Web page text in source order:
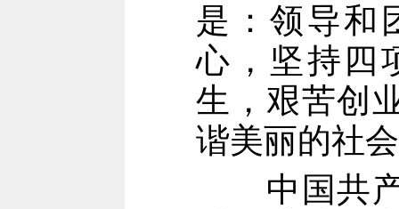
是：领导和
心，坚持四
生，艰苦创
谐美丽的社
中国共产